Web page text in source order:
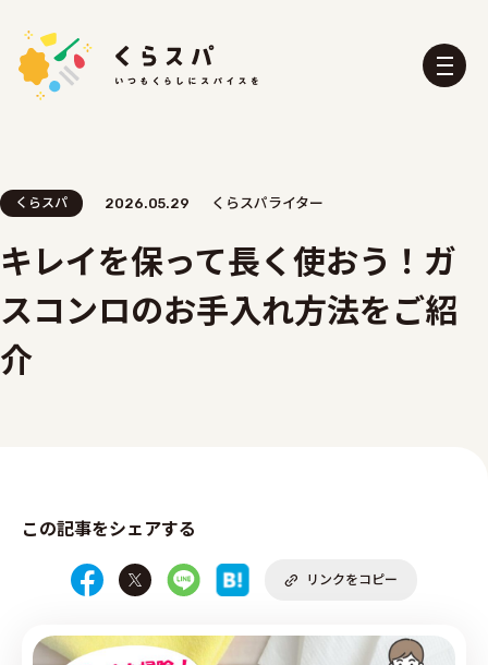
おふろ部
せいかつ部
PRODUCE by ︎BG SERVICE
くらスパ 2026.05.29 くらスパライター
キレイを保って長く使おう！ガ
スコンロのお手入れ方法をご紹
介
この記事をシェアする
リンクをコピー